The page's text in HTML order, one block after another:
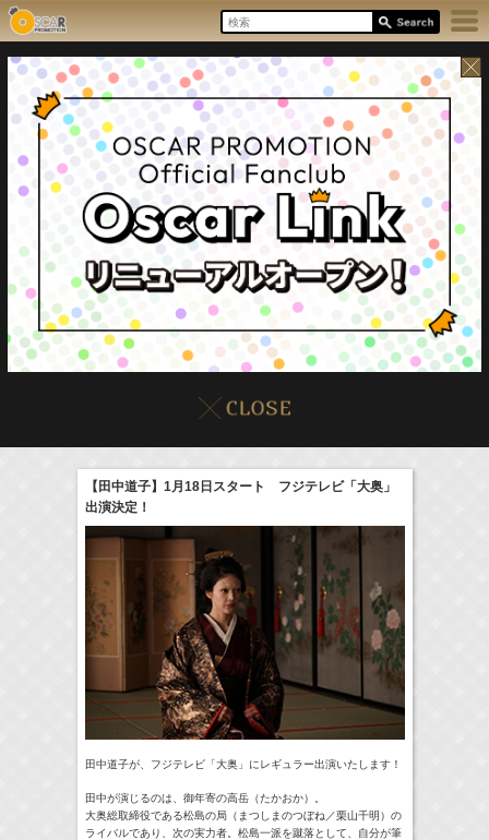
本日の出演情報8/6(Thu) イベント販売情報
一緒にごはんをたべるだけ 真矢ミキ
> More
【田中道子】1月18日スタート フジテレビ「大奥」
出演決定！
田中道子が、フジテレビ「大奥」にレギュラー出演いたします！
田中が演じるのは、御年寄の高岳（たかおか）。
大奥総取締役である松島の局（まつしまのつぼね／栗山千明）の
ライバルであり、次の実力者。 松島一派を蹴落として、
自分が筆